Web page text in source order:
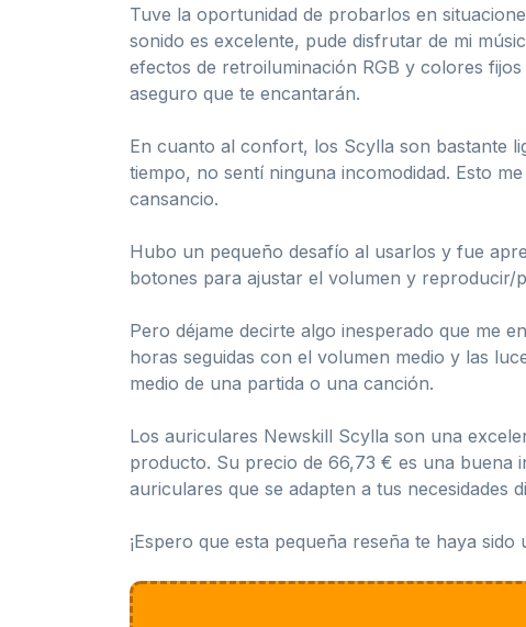
Tuve la oportunidad de probarlos en
sonido es excelente, pude disfrutar de mi
efectos de retroiluminación RGB y colores
aseguro que te encantarán.
En cuanto al confort, los Scylla son bastante
tiempo, no sentí ninguna incomodidad. Esto
cansancio.
Hubo un pequeño desafío al usarlos y fue
botones para ajustar el volumen y reproducir/
Pero déjame decirte algo inesperado que me
horas seguidas con el volumen medio y las
medio de una partida o una canción.
Los auriculares Newskill Scylla son una
producto. Su precio de 66,73 € es una buena
auriculares que se adapten a tus necesidades
¡Espero que esta pequeña reseña te haya